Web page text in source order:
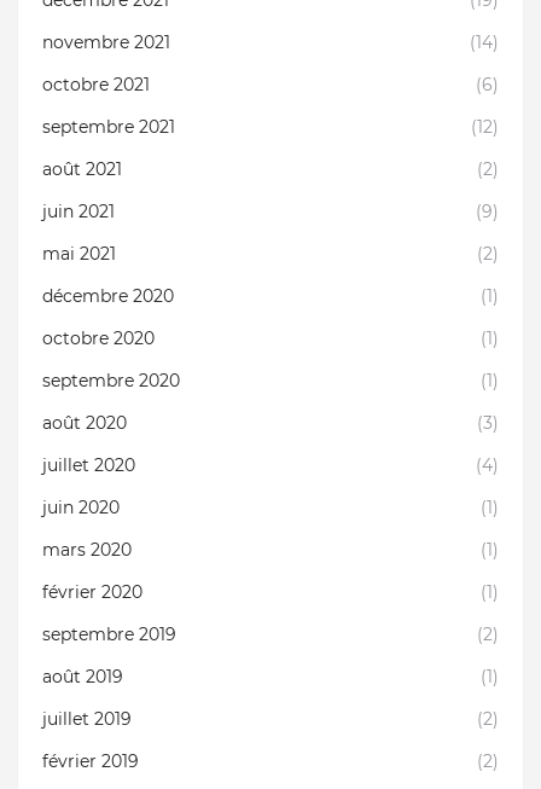
novembre 2021
(14)
octobre 2021
(6)
septembre 2021
(12)
août 2021
(2)
juin 2021
(9)
mai 2021
(2)
décembre 2020
(1)
octobre 2020
(1)
septembre 2020
(1)
août 2020
(3)
juillet 2020
(4)
juin 2020
(1)
mars 2020
(1)
février 2020
(1)
septembre 2019
(2)
août 2019
(1)
juillet 2019
(2)
février 2019
(2)